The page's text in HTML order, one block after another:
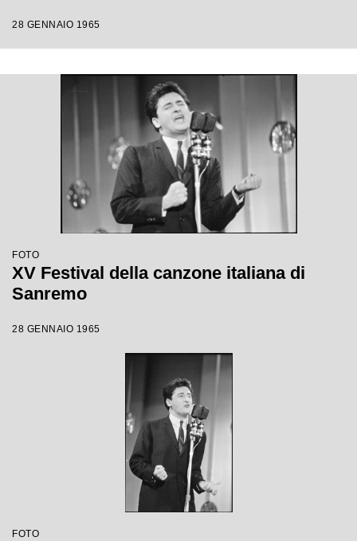
28 GENNAIO 1965
FOTO
XV Festival della canzone italiana di
Sanremo
28 GENNAIO 1965
FOTO